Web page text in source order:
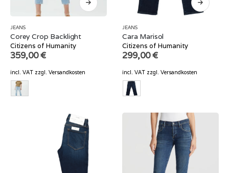
JEANS
Corey Crop Backlight
Citizens of Humanity
359,00€
incl. VAT zzgl. Versandkosten
JEANS
Cara Marisol
Citizens of Humanity
299,00€
incl. VAT zzgl. Versandkosten